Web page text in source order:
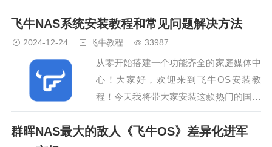
https://www.fnnas.com/ 引导
工具下载地址：
https://help.fnnas.com/articles/fnosV1/st
…
飞牛NAS系统安装教程和常见问题解决方法
2024-12-24 飞牛教程 33987
从零开始搭建一个功能齐全的家庭媒体中
心！大家好，欢迎来到飞牛OS安装教
程！今天我将带大家安装这款热门的国产
NAS系统——飞牛OS，它拥有正版免
费、硬件兼容性强等特点，特别适合家庭
群晖NAS最大的敌人《飞牛OS》差异化进军